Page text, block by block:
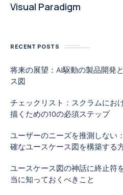
Visual Paradigm
RECENT POSTS
将来の展望：AI駆動の製品開発
ス図
チェックリスト：スクラムにお
描くための10の必須ステップ
ユーザーのニーズを推測しない
確なユースケース図を構築する
ユースケース図の神話に終止符
当に知っておくべきこと